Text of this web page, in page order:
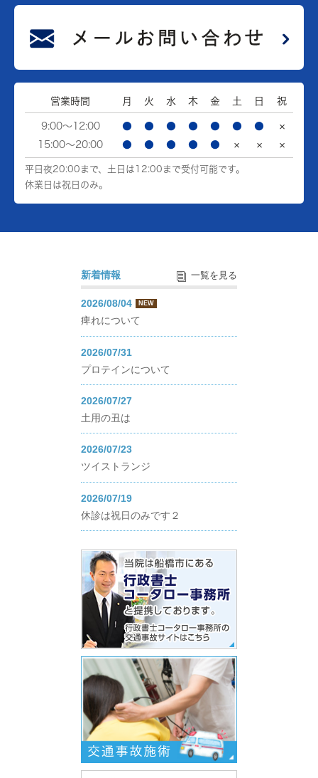
営業時間 月 火 水 木 金 土 日 祝
9:00～12:00 ● ● ● ● ● ● ●
×
15:00～20:00
● ● ● ● ● × × ×
平日夜20:00まで、土日は12:00まで受付可能です。
休業日は祝日のみ。
新着情報 一覧を見る
2026/08/04 NEW
痺れについて
2026/07/31
プロテインについて
2026/07/27
土用の丑は
2026/07/23
ツイストランジ
2026/07/19
休診は祝日のみです２